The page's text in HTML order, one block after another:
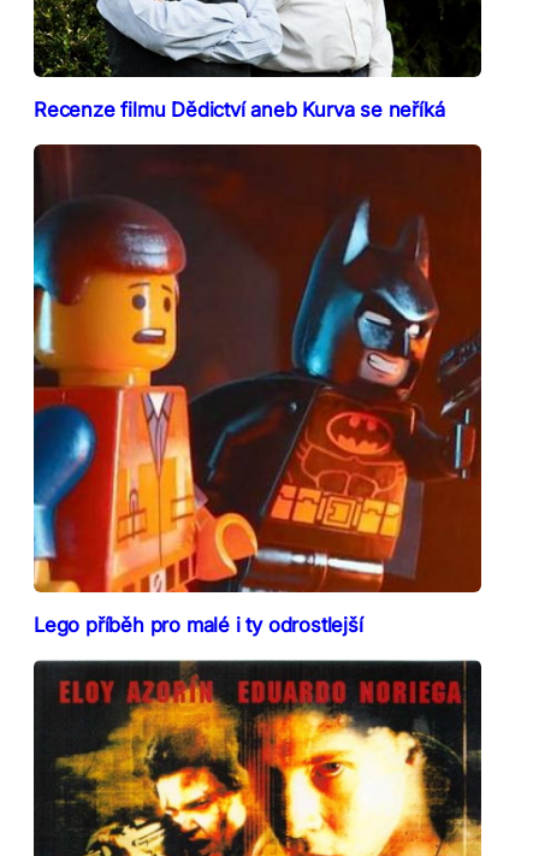
Recenze filmu Dědictví aneb Kurva se neříká
Lego příběh pro malé i ty odrostlejší